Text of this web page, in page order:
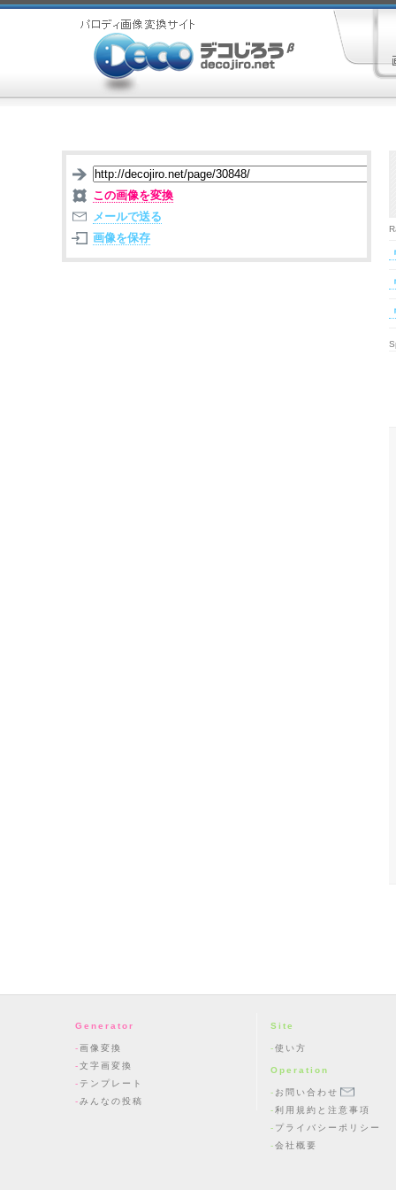
この画像を変換
メールで送る
画像を保存
Generator
画像変換
文字画変換
テンプレート
みんなの投稿
Site
使い方
Operation
お問い合わせ
利用規約と注意事項
プライバシーポリシー
会社概要